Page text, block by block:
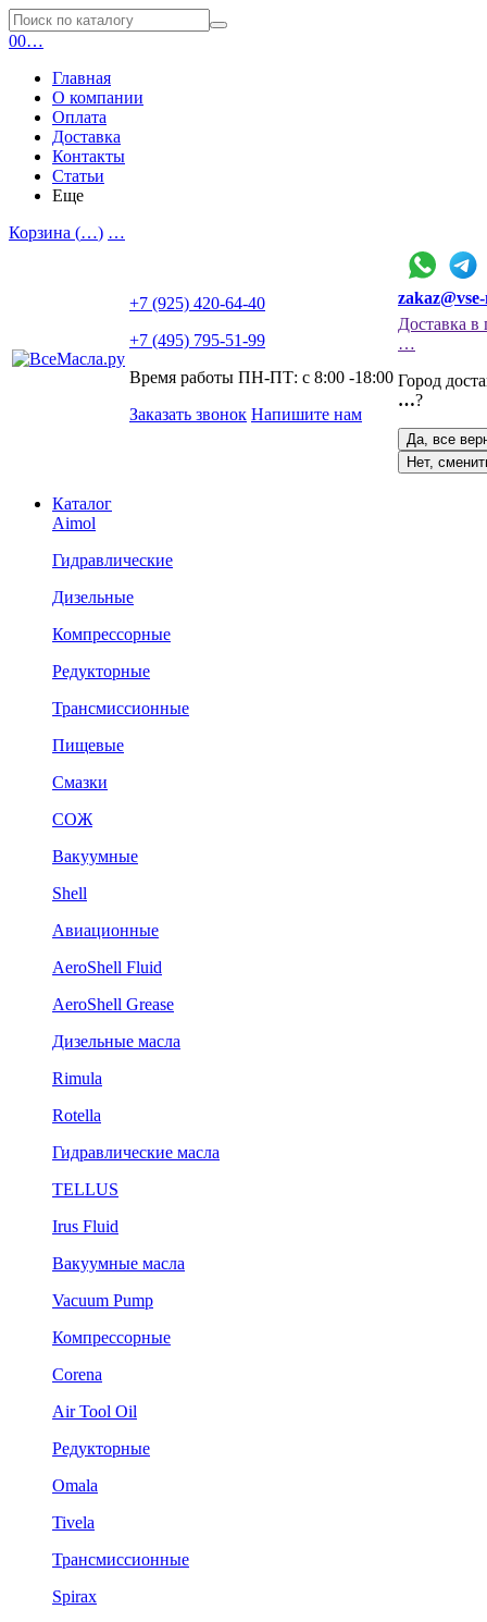
00…
Главная
О компании
Оплата
Доставка
Контакты
Статьи
Еще
Корзина (…) …
+7 (925) 420-64-40
+7 (495) 795-51-99
Время работы ПН-ПТ: с 8:00 -18:00
Заказать звонок Напишите нам
Доставка в
…
Город
…?
Да, все
Нет,
Каталог
Aimol
Гидравлические
Дизельные
Компрессорные
Редукторные
Трансмиссионные
Пищевые
Смазки
СОЖ
Вакуумные
Shell
Авиационные
AeroShell Fluid
AeroShell Grease
Дизельные масла
Rimula
Rotella
Гидравлические масла
TELLUS
Irus Fluid
Вакуумные масла
Vacuum Pump
Компрессорные
Corena
Air Tool Oil
Редукторные
Omala
Tivela
Трансмиссионные
Spirax